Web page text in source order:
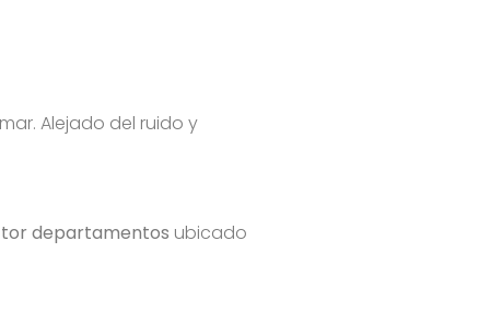
Alejado del ruido y
departamentos ubicado